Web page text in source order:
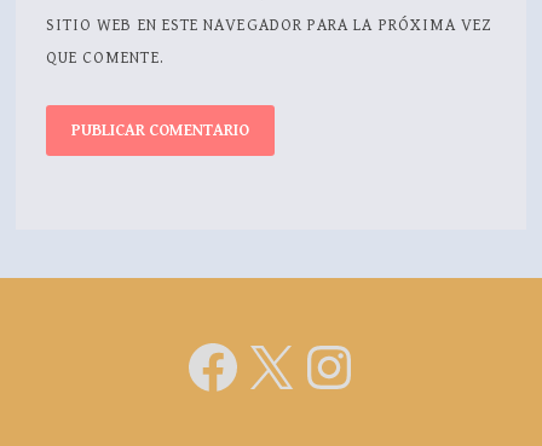
SITIO WEB EN ESTE NAVEGADOR PARA LA PRÓXIMA VEZ
QUE COMENTE.
Facebook
X Instagram